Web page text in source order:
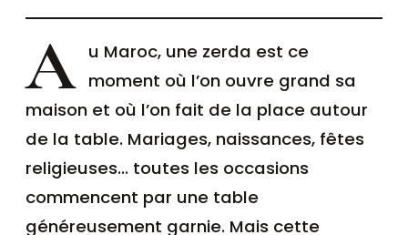
A u Maroc, une zerda est ce
moment où l’on ouvre grand sa
maison et où l’on fait de la place autour
de la table. Mariages, naissances, fêtes
religieuses… toutes les occasions
commencent par une table
généreusement garnie. Mais cette